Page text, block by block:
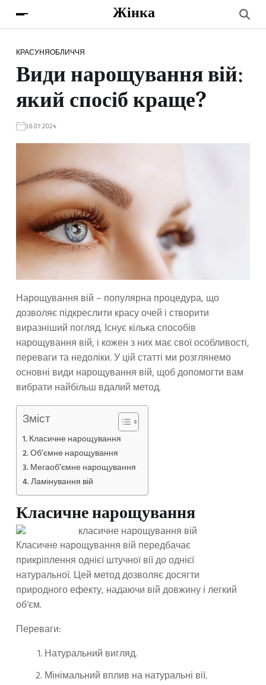
Жінка
КРАСУНЯОБЛИЧЧЯ
Види нарощування вій:
який спосіб краще?
16.07.2024
Нарощування вій – популярна процедура, що
дозволяє підкреслити красу очей і створити
виразніший погляд. Існує кілька способів
нарощування вій, і кожен з них має свої особливості,
переваги та недоліки. У цій статті ми розглянемо
основні види нарощування вій, щоб допомогти вам
вибрати найбільш вдалий метод.
Зміст
Класичне нарощування
Об’ємне нарощування
Мегаоб’ємне нарощування
Ламінування вій
Класичне нарощування
Класичне нарощування вій передбачає
прикріплення однієї штучної вії до однієї
натуральної. Цей метод дозволяє досягти
природного ефекту, надаючи вій довжину і легкий
об’єм.
Переваги:
Натуральний вигляд.
Мінімальний вплив на натуральні вії.